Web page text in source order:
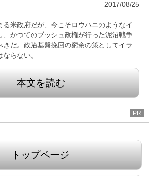
2017/08/25
る米政府だが、今こそロウハニのようなイ
、かつてのブッシュ政権が行った泥沼戦争
きだ。政治基盤挽回の窮余の策としてイラ
らない。
本文を読む
PR
トップページ